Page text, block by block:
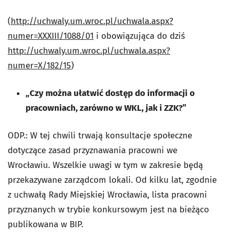
(http://uchwaly.um.wroc.pl/uchwala.aspx?
numer=XXXIII/1088/01 i obowiązująca do dziś
http://uchwaly.um.wroc.pl/uchwala.aspx?
numer=X/182/15)
„Czy można ułatwić dostęp do informacji o
pracowniach, zarówno w WKL, jak i ZZK?”
ODP.: W tej chwili trwają konsultacje społeczne
dotyczące zasad przyznawania pracowni we
Wrocławiu. Wszelkie uwagi w tym w zakresie będą
przekazywane zarządcom lokali. Od kilku lat, zgodnie
z uchwałą Rady Miejskiej Wrocławia, lista pracowni
przyznanych w trybie konkursowym jest na bieżąco
publikowana w BIP.